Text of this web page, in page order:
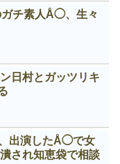
ガチ素人Å◯、生々
日村とガッツリキ
、出演したÅ◯で女
され知恵袋で相談